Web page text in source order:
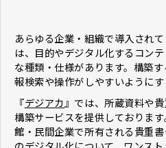
あらゆる企業・組織で導入され
は、目的やデジタル化するコン
な種類・仕様があります。構築
報検索や操作がしやすいようにす
『デジアカ 』では、所蔵資料や
構築サービスを提供しておりま
館・民間企業で所有される貴重